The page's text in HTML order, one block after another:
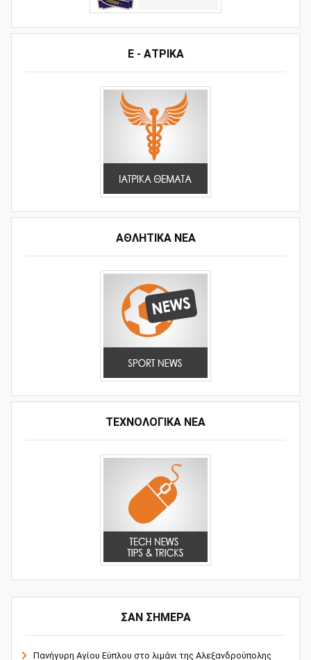
Ε - ΑΤΡΙΚΑ
ΑΘΛΗΤΙΚΆ ΝΈΑ
ΤΕΧΝΟΛΟΓΙΚΑ ΝΕΑ
ΣΑΝ ΣΗΜΕΡΑ
Πανήγυρη Αγίου Εύπλου στο λιμάνι της Αλεξανδρούπολης